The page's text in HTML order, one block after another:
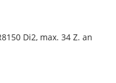
Di2, max. 34 Z. an